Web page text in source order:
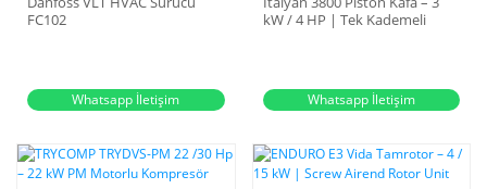
FC102
Whatsapp İletişim
kW / 4 HP | Tek Kademeli
Whatsapp İletişim